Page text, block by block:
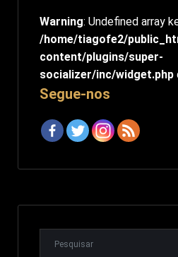
Warning: Undefined array
/home/tiagofe2/
content/plugins/super-
socializer/inc/widget.php
Segue-nos